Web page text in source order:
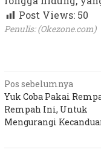
Post Views: 50
Penulis: (Okezone.com)
Navigasi
pos
Pos sebelumnya
Yuk Coba Pakai
Rempah Ini, Untuk
Mengurangi